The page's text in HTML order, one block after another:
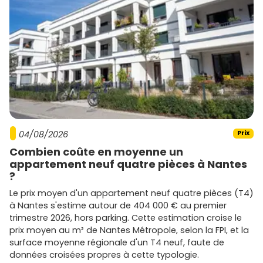
Stationnement: une place sécurisée ou un garage
apporte une vraie prime de confort.
Promoteurs actifs sur Fondettes et la
métropole tourangelle
Sur le secteur, tu trouveras des programmes portés par
de grands groupes nationaux et des acteurs régionaux.
Parmi les noms que tu peux rencontrer sur Tours et sa
périphérie :
Bouygues Immobilier
Eiffage
Edouard Denispour une offre large du cœur de
métropole aux communes voisines.
Gambetta,PierrevalouPichetselon les opérations
et les calendriers de mise en vente.
Chaque promoteur a ses signatures : emplacements,
styles architecturaux, niveaux de prestations. Compare
bien lesplans, les garanties , lecalendrier de livraison
04/08/2026 Prix
Combien coûte en moyenne un
appartement neuf quatre pièces à Nantes
?
Le prix moyen d'un appartement neuf quatre pièces (T4)
à Nantes s'estime autour de 404 000 € au premier
trimestre 2026, hors parking. Cette estimation croise le
prix moyen au m² de Nantes Métropole, selon la FPI, et la
surface moyenne régionale d'un T4 neuf, faute de
données croisées propres à cette typologie.